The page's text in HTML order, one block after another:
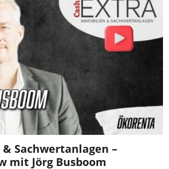
Sachwertanlagen –
mit Jörg Busboom